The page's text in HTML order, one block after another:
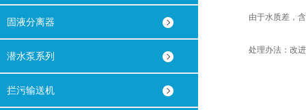
固液分离器
潜水泵系列
拦污输送机
由于水质差，含
处理办法：改进